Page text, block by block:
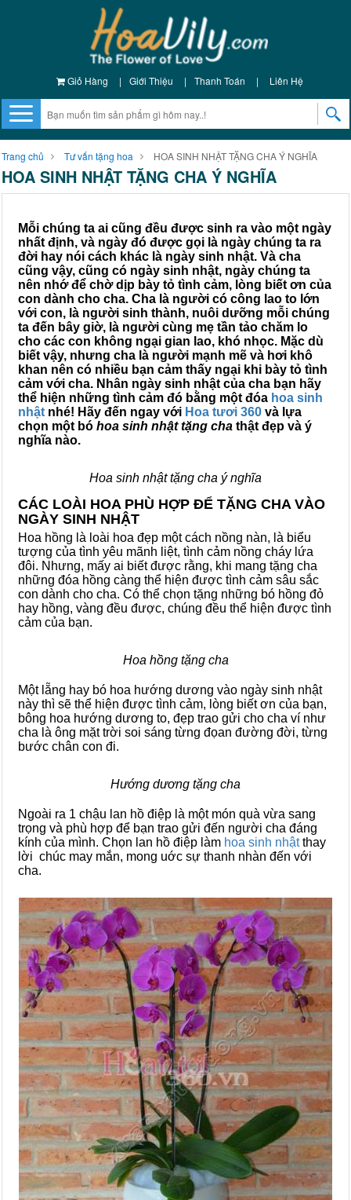
Giỏ Hàng | Giới Thiệu | Thanh Toán | Liên Hệ
Trang chủ Tư vấn tặng hoa HOA SINH NHẬT TẶNG CHA Ý NGHĨA
HOA SINH NHẬT TẶNG CHA Ý NGHĨA
Mỗi chúng ta ai cũng đều được sinh ra vào một ngày
nhất định, và ngày đó được gọi là ngày chúng ta ra
đời hay nói cách khác là ngày sinh nhật. Và cha
cũng vậy, cũng có ngày sinh nhật, ngày chúng ta
nên nhớ để chờ dịp bày tỏ tình cảm, lòng biết ơn của
con dành cho cha. Cha là người có công lao to lớn
với con, là người sinh thành, nuôi dưỡng mỗi chúng
ta đến bây giờ, là người cùng mẹ tần tảo chăm lo
cho các con không ngại gian lao, khó nhọc. Mặc dù
biết vậy, nhưng cha là người mạnh mẽ và hơi khô
khan nên có nhiều bạn cảm thấy ngại khi bày tỏ tình
cảm với cha. Nhân ngày sinh nhật của cha bạn hãy
thể hiện những tình cảm đó bằng một đóa hoa sinh
nhật nhé! Hãy đến ngay với Hoa tươi 360 và lựa
chọn một bó hoa sinh nhật tặng cha thật đẹp và ý
nghĩa nào.
Hoa sinh nhật tặng cha ý nghĩa
CÁC LOÀI HOA PHÙ HỢP ĐỂ TẶNG CHA VÀO
NGÀY SINH NHẬT
Hoa hồng là loài hoa đẹp một cách nồng nàn, là biểu
tượng của tình yêu mãnh liệt, tình cảm nồng cháy lứa
đôi. Nhưng, mấy ai biết được rằng, khi mang tặng cha
những đóa hồng càng thể hiện được tình cảm sâu sắc
con dành cho cha. Có thể chọn tặng những bó hồng đỏ
hay hồng, vàng đều được, chúng đều thể hiện được tình
cảm của bạn.
Hoa hồng tặng cha
Một lẵng hay bó hoa hướng dương vào ngày sinh nhật
này thì sẽ thể hiện được tình cảm, lòng biết ơn của bạn,
bông hoa hướng dương to, đẹp trao gửi cho cha ví như
cha là ông mặt trời soi sáng từng đọan đường đời, từng
bước chân con đi.
Hướng dương tặng cha
Ngoài ra 1 chậu lan hồ điệp là một món quà vừa sang
trọng và phù hợp để bạn trao gửi đến người cha đáng
kính của mình. Chọn lan hồ điệp làm hoa sinh nhậtthay
lời chúc may mắn, mong uớc sự thanh nhàn đến với
cha.